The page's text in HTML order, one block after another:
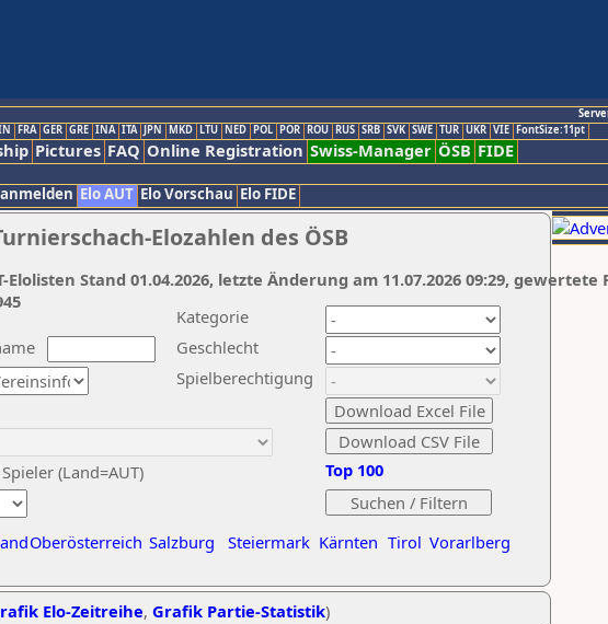
FRA GER GRE INA ITA JPN MKD LTU NED POL POR ROU RUS SRB SVK SWE TUR UKR VIE FontSize:11pt
Pictures FAQ Online Registration Swiss-Manager ÖSB FIDE
Elo AUT Elo Vorschau Elo FIDE
Elozahlen des ÖSB
Kategorie
Geschlecht
(Land=AUT)
Spielberechtigung
Oberösterreich Salzburg Steiermark Kärnten Tirol Vorarlberg
Top 100
Elolisten Stand 01.04.2026, letzte Änderung am 11.07.2026 09:29, gewertete
Elo-Zeitreihe, Grafik Partie-Statistik)